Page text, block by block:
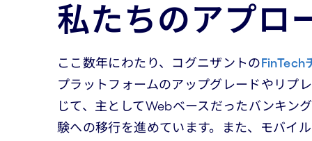
私たちのアプロ
ここ数年にわたり、コグニザントのFinTech
プラットフォームのアップグレードやリプ
じて、主としてWebベースだったバンキン
験への移行を進めています。また、モバイ